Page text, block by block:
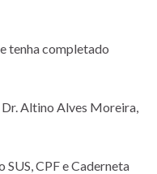
tenha completado
Altino Alves Moreira,
SUS, CPF e Caderneta